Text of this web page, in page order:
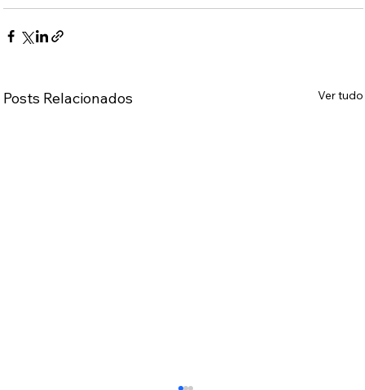
Posts Relacionados Ver tudo